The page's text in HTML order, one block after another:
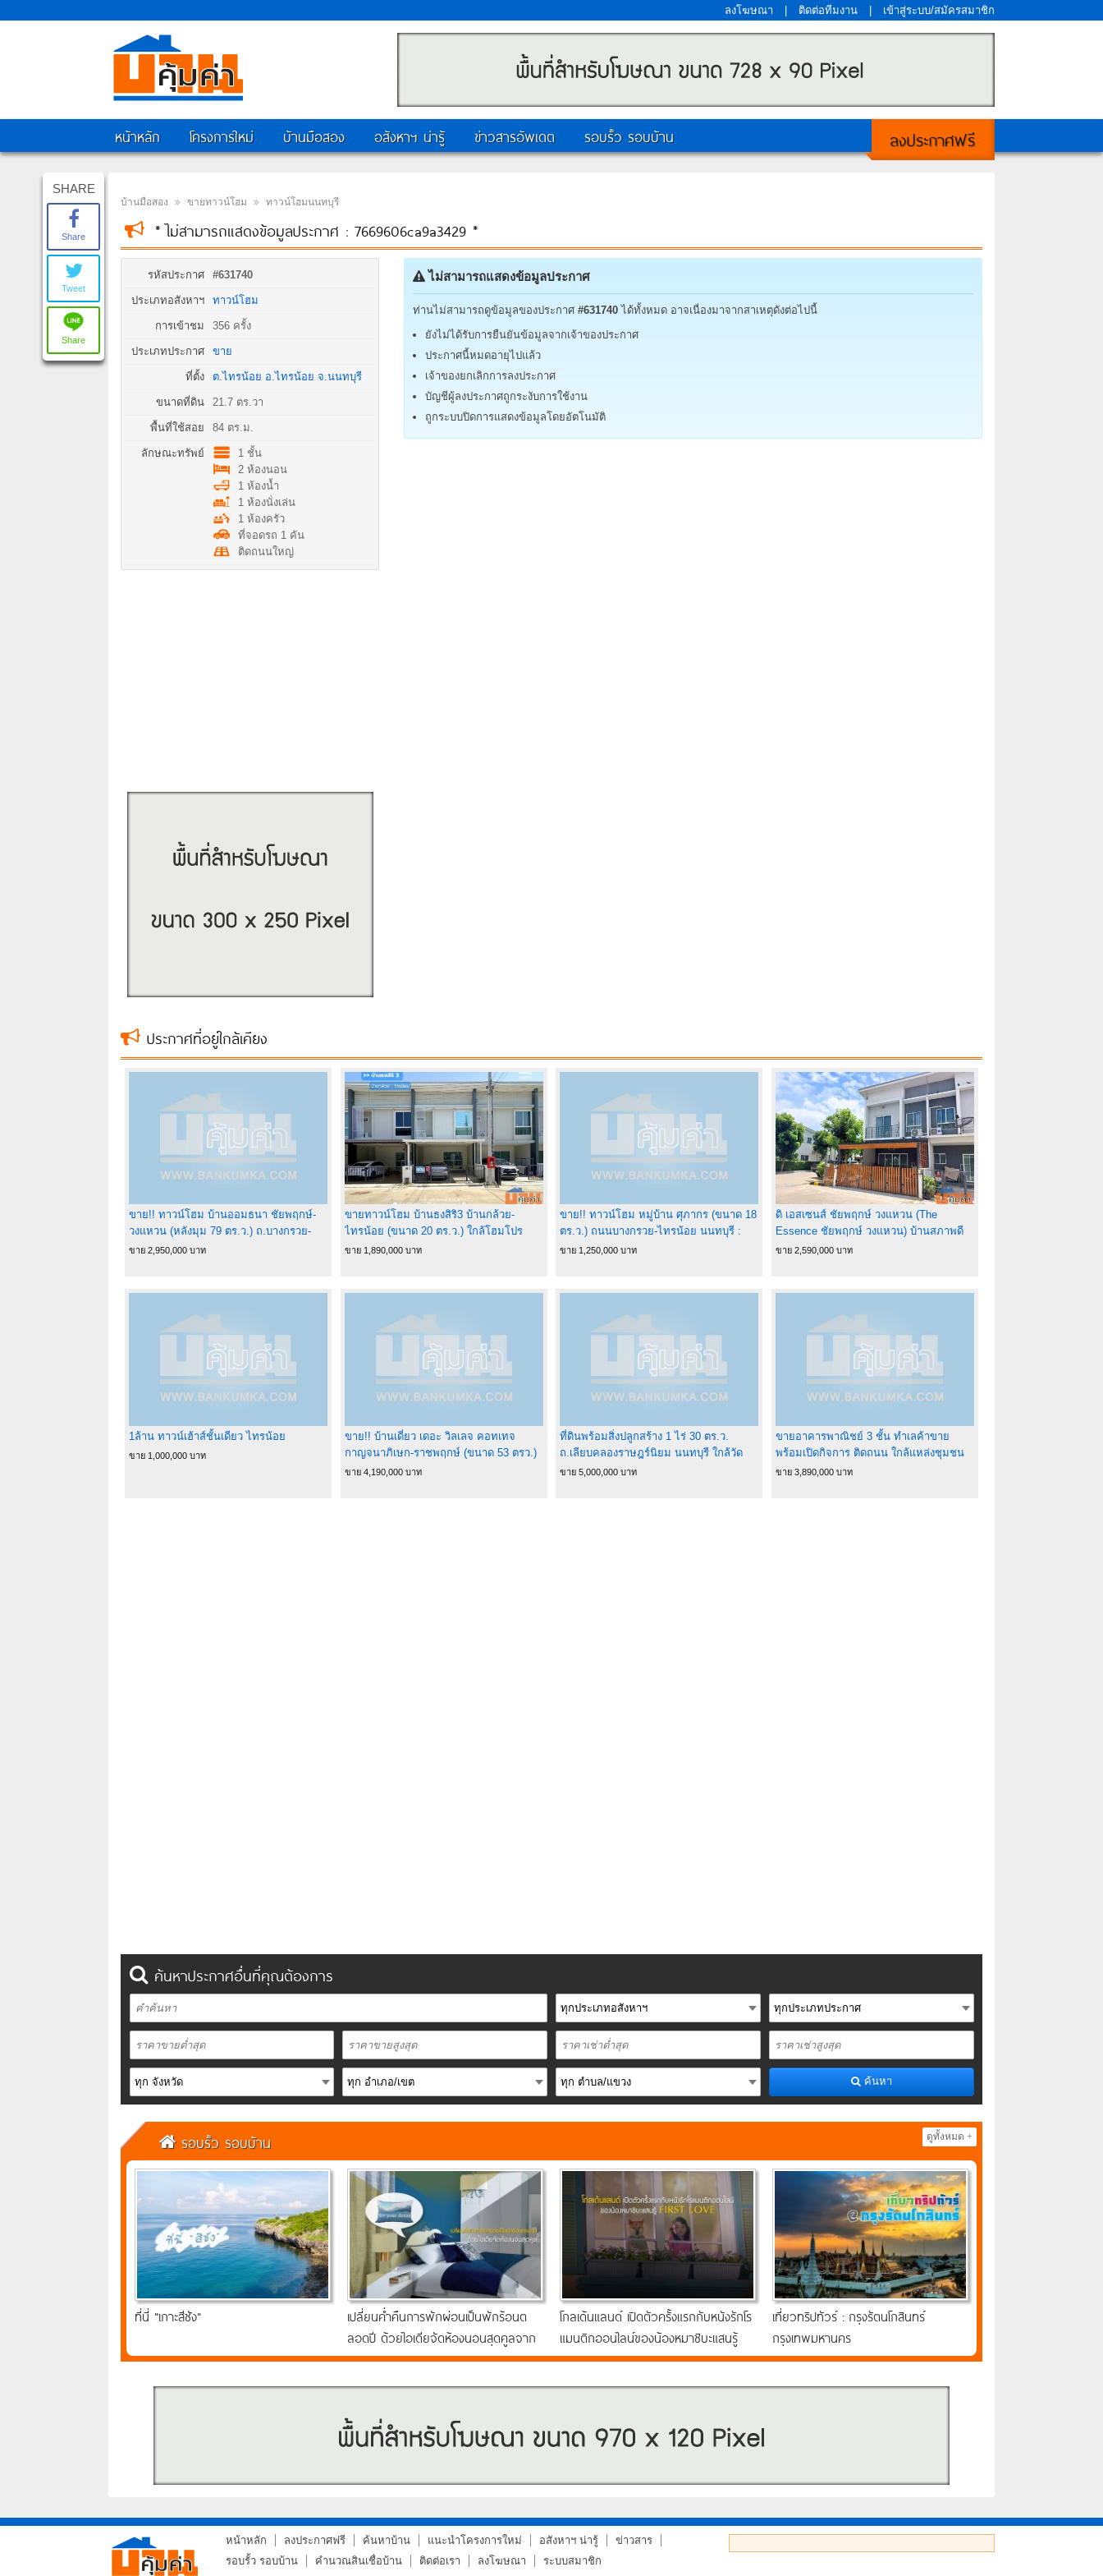
ลงโฆษณา ติดต่อทีมงาน เข้าสู่ระบบ/สมัครสมาชิก
หน้าหลัก โครงการใหม่ บ้านมือสอง อสังหาฯ น่ารู้ ข่าวสารอัพเดต รอบรั้ว รอบบ้าน ลงประกาศฟรี
บ้านมือสอง ขายทาวน์โฮม ทาวน์โฮมนนทบุรี
* ไม่สามารถแสดงข้อมูลประกาศ : 7669606ca9a3429 *
ไม่สามารถแสดงข้อมูลประกาศ
ท่านไม่สามารถดูข้อมูลของประกาศ #631740 ได้ทั้งหมด อาจเนื่องมาจากสาเหตุดังต่อไปนี้
ยังไม่ได้รับการยืนยันข้อมูลจากเจ้าของประกาศ
ประกาศนี้หมดอายุไปแล้ว
เจ้าของยกเลิกการลงประกาศ
บัญชีผู้ลงประกาศถูกระงับการใช้งาน
ถูกระบบปิดการแสดงข้อมูลโดยอัตโนมัติ
รหัสประกาศ #631740
ประเภทอสังหาฯ ทาวน์โฮม
การเข้าชม 356 ครั้ง
ประเภทประกาศ ขาย
ที่ตั้ง ต.ไทรน้อย อ.ไทรน้อย จ.นนทบุรี
ขนาดที่ดิน 21.7 ตร.วา
พื้นที่ใช้สอย 84 ตร.ม.
ลักษณะทรัพย์
1 ชั้น
2 ห้องนอน
1 ห้องน้ำ
1 ห้องนั่งเล่น
1 ห้องครัว
ที่จอดรถ 1 คัน
ติดถนนใหญ่
ประกาศที่อยู่ใกล้เคียง
ขาย!! ทาวน์โฮม บ้านออมธนา ชัยพฤกษ์-
วงแหวน (หลังมุม 79 ตร.ว.) ถ.บางกรวย-
ไทรน้อย นนทบุรี
ขาย 2,950,000 บาท
ขายทาวน์โฮม บ้านธงสิริ3 บ้านกล้วย-
ไทรน้อย (ขนาด 20 ตร.ว.) ใกล้โฮมโปร
บางบัวทอง และ MRT คลองบางไผ่ ไทรน้อย
ขาย 1,890,000 บาท
ขาย!! ทาวน์โฮม หมู่บ้าน ศุภากร (ขนาด 18
ตร.ว.) ถนนบางกรวย-ไทรน้อย นนทบุรี :
Baan Supakorn
ขาย 1,250,000 บาท
ดิ เอสเซนส์ ชัยพฤกษ์ วงแหวน (The
Essence ชัยพฤกษ์ วงแหวน) บ้านสภาพดี
พร้อมอยู่ บนทำเลศักยภาพ ถนนบ้านกล้วย-
ขาย 2,590,000 บาท
1ล้าน ทาวน์เฮ้าส์ชั้นเดียว ไทรน้อย
ขาย 1,000,000 บาท
ขาย!! บ้านเดี่ยว เดอะ วิลเลจ คอทเทจ
กาญจนาภิเษก-ราชพฤกษ์ (ขนาด 53 ตรว.)
ไทรน้อย นนทบุรี ใกล้เซ็นทรัล เวสต์เกต
ขาย 4,190,000 บาท
ที่ดินพร้อมสิ่งปลูกสร้าง 1 ไร่ 30 ตร.ว.
ถ.เลียบคลองราษฎร์นิยม นนทบุรี ใกล้วัด
คลองขวาง
ขาย 5,000,000 บาท
ขายอาคารพาณิชย์ 3 ชั้น ทำเลค้าขาย
พร้อมเปิดกิจการ ติดถนน ใกล้แหล่งชุมชน
ไทรน้อย นนทบุรี
ขาย 3,890,000 บาท
ค้นหาประกาศอื่นที่คุณต้องการ
ค้นหา
รอบรั้ว รอบบ้าน ดูทั้งหมด +
ที่นี่ "เกาะสีชัง"
เปลี่ยนค่ำคืนการพักผ่อนเป็นพักร้อนต
ลอดปี ด้วยไอเดียจัดห้องนอนสุดคูลจาก
อินเด็กซ์ ลิฟวิ่งมอลล์
โกลเด้นแลนด์ เปิดตัวครั้งแรกกับหนังรักโร
แมนติกออนไลน์ของน้องหมาชิบะแสนรู้
FIRST LOVE
เที่ยวทริปทัวร์ : กรุงรัตนโกสินทร์
กรุงเทพมหานคร
SHARE
Share
Tweet
Share
หน้าหลัก ลงประกาศฟรี ค้นหาบ้าน แนะนำโครงการใหม่ อสังหาฯ น่ารู้
ข่าวสาร
รอบรั้ว รอบบ้าน
คำนวณสินเชื่อบ้าน ติดต่อเรา ลงโฆษณา ระบบสมาชิก